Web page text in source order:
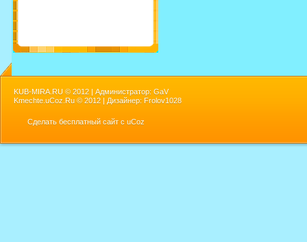
KUB-MIRA.RU © 2012 | Администратор: GaV
Kmechte.uCoz.Ru © 2012 | Дизайнер: Frolov1028
Сделать бесплатный сайт с uCoz